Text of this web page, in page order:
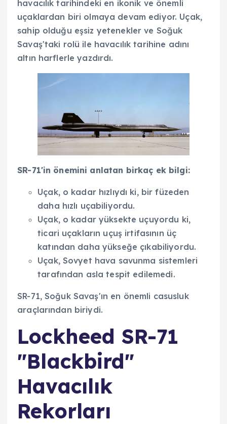
havacılık tarihindeki en ikonik ve önemli
uçaklardan biri olmaya devam ediyor. Uçak,
sahip olduğu eşsiz yetenekler ve Soğuk
Savaş'taki rolü ile havacılık tarihine adını
altın harflerle yazdırdı.
SR-71'in önemini anlatan birkaç ek bilgi:
Uçak, o kadar hızlıydı ki, bir füzeden
daha hızlı uçabiliyordu.
Uçak, o kadar yüksekte uçuyordu ki,
ticari uçakların uçuş irtifasının üç
katından daha yükseğe çıkabiliyordu.
Uçak, Sovyet hava savunma sistemleri
tarafından asla tespit edilemedi.
SR-71, Soğuk Savaş'ın en önemli casusluk
araçlarından biriydi.
Lockheed SR-71
"Blackbird"
Havacılık
Rekorları